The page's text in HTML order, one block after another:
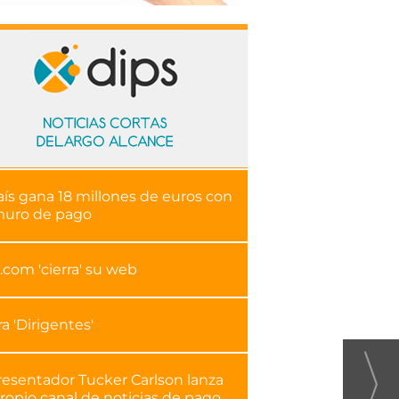
gana 18 millones de euros con
de pago
'cierra' su web
'Dirigentes'
Tucker Carlson lanza